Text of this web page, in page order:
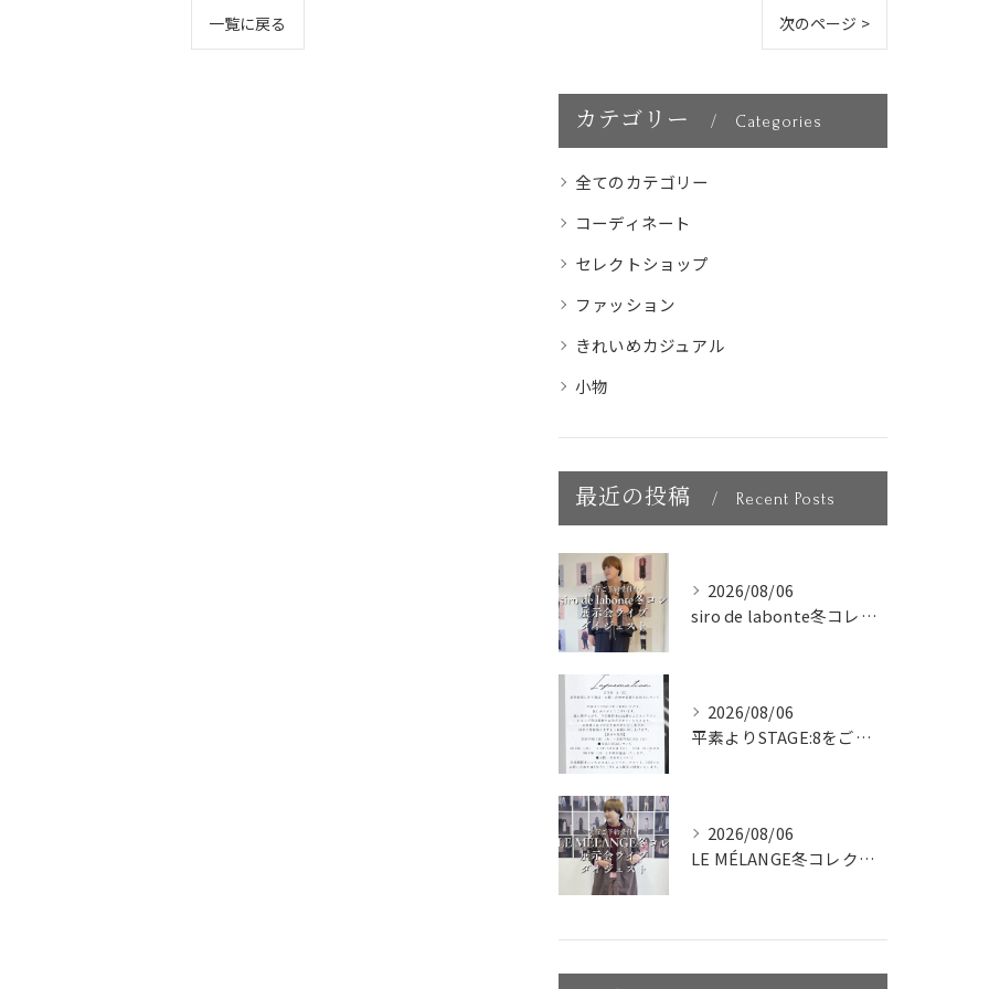
一覧に戻る 次のページ >
カテゴリー Categories
全てのカテゴリー
コーディネート
セレクトショップ
ファッション
きれいめカジュアル
小物
最近の投稿 Recent Posts
2026/08/06
siro de labonte冬コレクション展示会ライブダイ...
2026/08/06
平素よりSTAGE:8をご利用いただき、誠にありがとうござい...
2026/08/06
LE MÉLANGE冬コレクション展示会ライブダイジェスト